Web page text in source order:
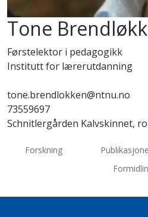
Tone
Førstelektor i pedagogikk
Institutt for lærerutdanning
tone.brendlokken@ntnu.no
73559697
Schnitlergården Kalvskinnet,
Forskning